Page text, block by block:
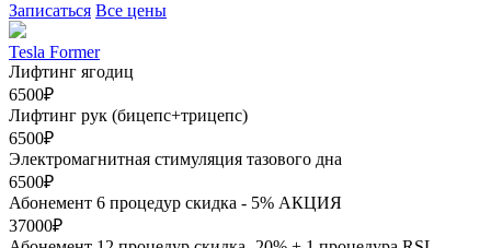
Записаться Все цены
Tesla Former
Лифтинг ягодиц
6500₽
Лифтинг рук (бицепс+трицепс)
6500₽
Электромагнитная стимуляция тазового дна
6500₽
Абонемент 6 процедур скидка - 5% АКЦИЯ
37000₽